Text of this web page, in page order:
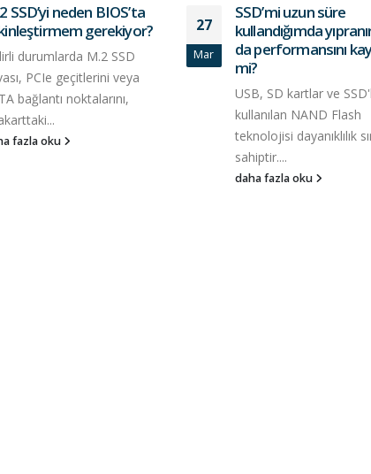
SSD’yi neden BIOS’ta
gerekiyor?
durumlarda M.2 SSD
PCIe geçitlerini veya
bağlantı noktalarını,
fazla oku
27
Mar
SSD’mi uzun süre
kullandığımda
da performansını
mi?
USB, SD kartlar ve
kullanılan NAND Flash
teknolojisi dayanıklılık
sahiptir....
daha fazla oku